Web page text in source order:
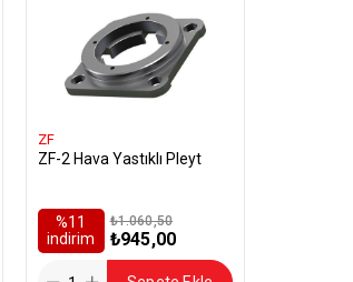
ZF
ZF-2 Hava Yastıklı Pleyt
%11
i̇ndirim
₺945,00
₺1.060,50